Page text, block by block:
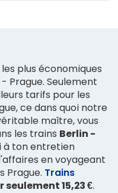
plus économiques
Prague. Seulement
tarifs pour les
ce dans quoi notre
maître, vous
les trains Berlin -
à ton entretien
en voyageant
Prague. Trains
15,23 €.